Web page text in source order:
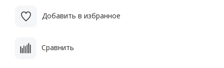
Добавить в избранное
Сравнить